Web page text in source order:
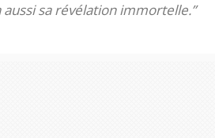
sa révélation immortelle.”